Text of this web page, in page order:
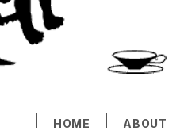
HOME ABOUT